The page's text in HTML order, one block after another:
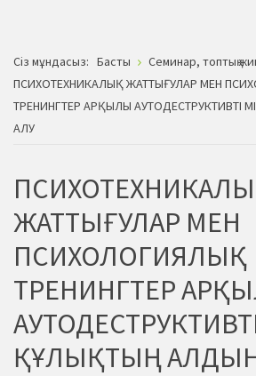
Сiз мұндасыз: Басты
Семинар, топтық
ПСИХОТЕХНИКАЛЫҚ ЖАТТЫҒУЛАР МЕН
ТРЕНИНГТЕР АРҚЫЛЫ АУТОДЕСТРУКТИВТІ
АЛУ
ЖАТТЫҒУЛАР МЕН
ПСИХОЛОГИЯЛЫҚ
ТРЕНИНГТЕР
ҚҰЛЫҚТЫҢ